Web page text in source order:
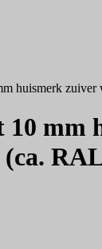
huismerk
10 mm